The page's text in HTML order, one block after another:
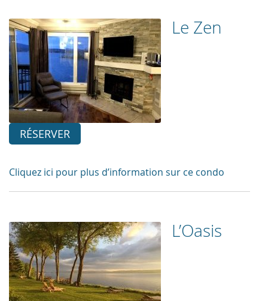
Le Zen
RÉSERVER
Cliquez ici pour plus d’information sur ce condo
L’Oasis